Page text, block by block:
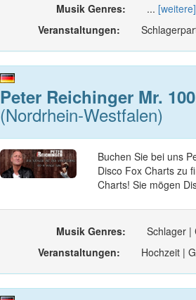
Musik Genres: ... [weitere]
Veranstaltungen:
Peter Reichinger Mr.
(Nordrhein-Westfalen)
Buchen Sie bei uns
Disco Fox Charts zu
Charts! Sie mögen
Musik Genres: Schlager |
Veranstaltungen:
Hochzeit |